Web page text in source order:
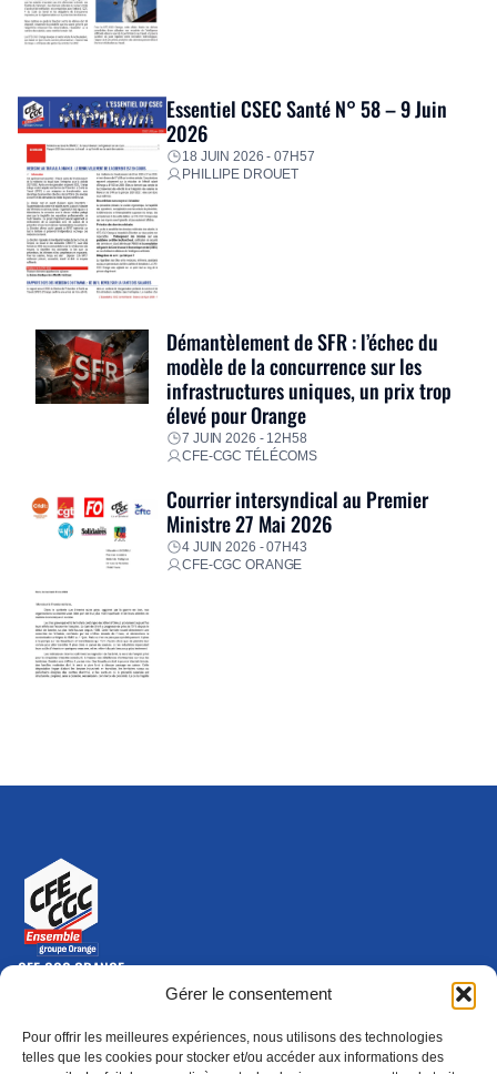
Gérer le consentement
Pour offrir les meilleures expériences, nous utilisons des technologies
telles que les cookies pour stocker et/ou accéder aux informations des
Essentiel CSEC Santé N° 58 – 9 Juin
2026
18 JUIN 2026 - 07H57
PHILLIPE DROUET
Démantèlement de SFR : l’échec du
modèle de la concurrence sur les
infrastructures uniques, un prix trop
élevé pour Orange
7 JUIN 2026 - 12H58
CFE-CGC TÉLÉCOMS
Courrier intersyndical au Premier
Ministre 27 Mai 2026
4 JUIN 2026 - 07H43
CFE-CGC ORANGE
CFE-CGC ORANGE
10-12 rue Saint Amand, 75015 Paris Cedex 15
Nous contacter
01 46 79 28 74